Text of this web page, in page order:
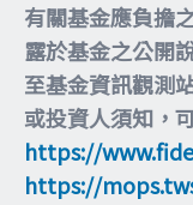
有關基金應負擔
露於基金之公開
至基金資訊觀測
或投資人須知，
https://
https://